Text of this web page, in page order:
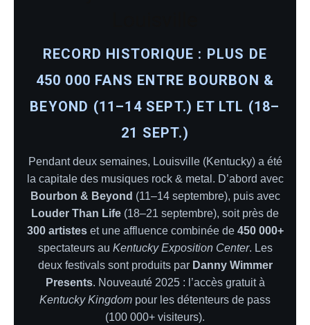
RECORD HISTORIQUE : PLUS DE
450 000 FANS ENTRE BOURBON &
BEYOND (11–14 SEPT.) ET LTL (18–
21 SEPT.)
Pendant deux semaines, Louisville (Kentucky) a été
la capitale des musiques rock & metal. D’abord avec
Bourbon & Beyond (11–14 septembre), puis avec
Louder Than Life (18–21 septembre), soit près de
300 artisteset une affluence combinée de 450 000+
spectateurs au Kentucky Exposition Center. Les
deux festivals sont produits par Danny Wimmer
Presents. Nouveauté 2025 : l’accès gratuit à
Kentucky Kingdom pour les détenteurs de pass
(100 000+ visiteurs).